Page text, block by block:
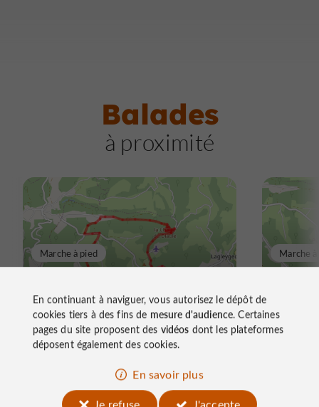
Balades
à proximité
Marche à pied Marche
En continuant à naviguer, vous autorisez le dépôt de
cookies tiers à des fins de mesure d'audience. Certaines
pages du site proposent des vidéos dont les plateformes
déposent également des cookies.
En savoir plus
Je refuse
J'accepte